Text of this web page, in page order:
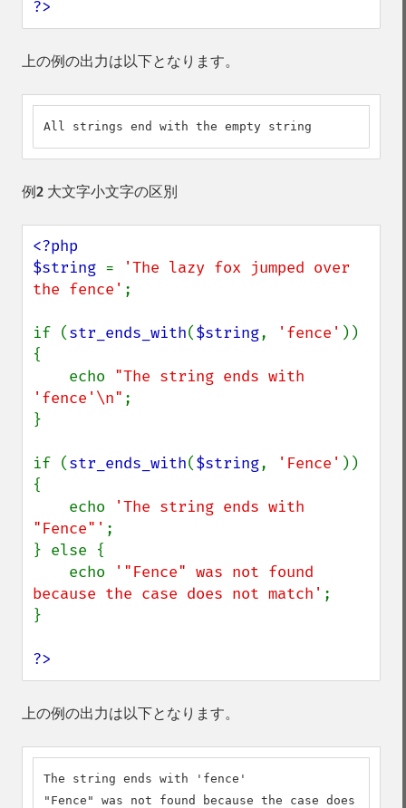
?>
上の例の出力は以下となります。
All strings end with the empty string
例2 大文字小文字の区別
<?php
$string =
'The lazy fox jumped over
the fence' ;
if (str_ends_with($string, 'fence' ))
{
    echo
"The string ends with
'fence'\n" ;
}
if (str_ends_with($string, 'Fence' ))
{
    echo
'The string ends with
"Fence"' ;
} else {
    echo
'"Fence" was not found
because the case does not match' ;
}
?>
上の例の出力は以下となります。
The string ends with 'fence'
"Fence" was not found because the case does not